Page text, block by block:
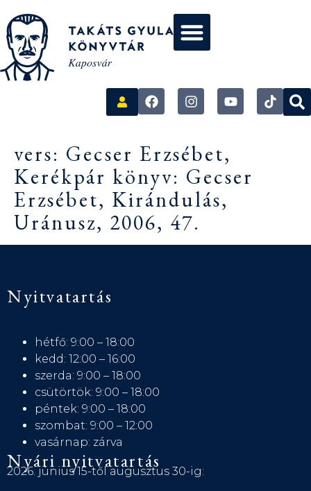
vers: Gecser Erzsébet,
Kerékpár könyv: Gecser
Erzsébet, Kirándulás,
Uránusz, 2006, 47.
Nyitvatartás
hétfő: 9:00 – 18:00
kedd: 12:00 – 16:00
szerda: 9:00 – 18:00
csütörtök: 9:00 – 18:00
péntek: 9:00 – 18:00
szombat: 9:00 – 12:00
vasárnap: zárva
Nyári nyitvatartás
2026. június 15-től augusztus 30-ig: